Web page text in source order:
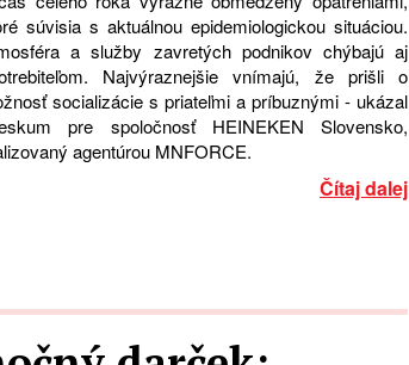
súvisia s aktuálnou epidemiologickou situáciou.
a služby zavretých podnikov chýbajú aj
Najvýraznejšie vnímajú, že prišli o
socializácie s priateľmi a príbuznými - ukázal
pre spoločnosť HEINEKEN Slovensko,
agentúrou MNFORCE.
Čítaj dalej